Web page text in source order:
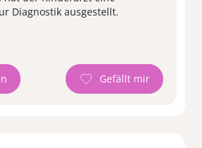
Diagnostik ausgestellt.